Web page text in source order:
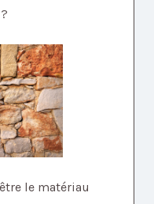
le matériau